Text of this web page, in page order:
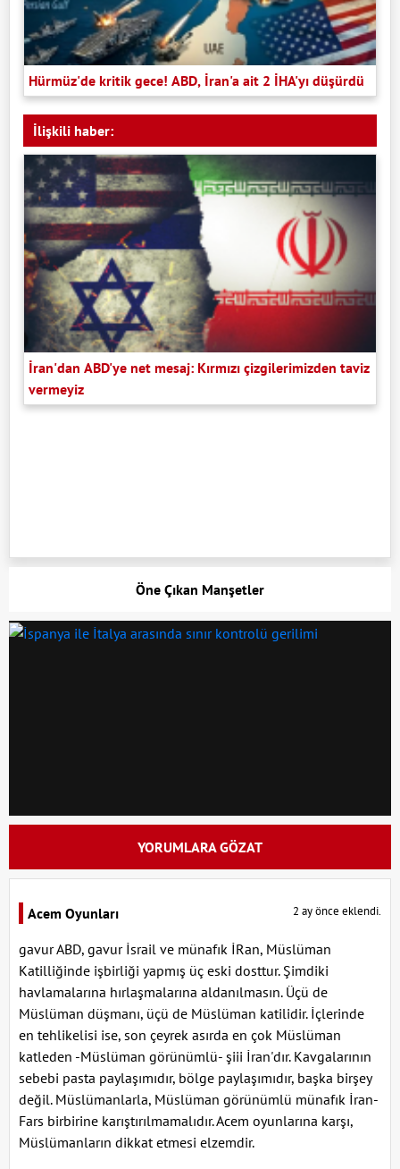
Hürmüz'de kritik gece! ABD, İran'a ait 2 İHA'yı düşürdü
İlişkili haber:
İran'dan ABD'ye net mesaj: Kırmızı çizgilerimizden taviz
vermeyiz
Öne Çıkan Manşetler
YORUMLARA GÖZAT
Acem Oyunları 2 ay önce eklendi.
gavur ABD, gavur İsrail ve münafık İRan, Müslüman
Katilliğinde işbirliği yapmış üç eski dosttur. Şimdiki
havlamalarına hırlaşmalarına aldanılmasın. Üçü de
Müslüman düşmanı, üçü de Müslüman katilidir. İçlerinde
en tehlikelisi ise, son çeyrek asırda en çok Müslüman
katleden -Müslüman görünümlü- şiii İran'dır. Kavgalarının
sebebi pasta paylaşımıdır, bölge paylaşımıdır, başka birşey
değil. Müslümanlarla, Müslüman görünümlü münafık İran-
Fars birbirine karıştırılmamalıdır. Acem oyunlarına karşı,
Müslümanların dikkat etmesi elzemdir.